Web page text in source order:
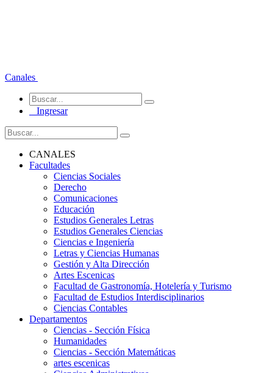
Canales
Ingresar
CANALES
Facultades
Ciencias Sociales
Derecho
Comunicaciones
Educación
Estudios Generales Letras
Estudios Generales Ciencias
Ciencias e Ingeniería
Letras y Ciencias Humanas
Gestión y Alta Dirección
Artes Escenicas
Facultad de Gastronomía, Hotelería y Turismo
Facultad de Estudios Interdisciplinarios
Ciencias Contables
Departamentos
Ciencias - Sección Física
Humanidades
Ciencias - Sección Matemáticas
artes escenicas